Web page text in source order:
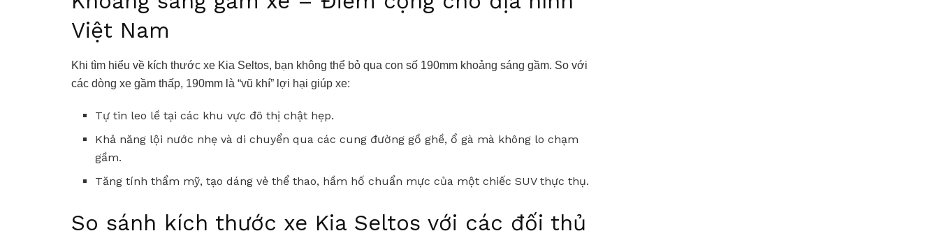
Việt Nam
Khi tìm hiểu về kích thước xe Kia Seltos, bạn không thể bỏ qua con số 190mm khoảng sáng gầm. So với
các dòng xe gầm thấp, 190mm là “vũ khí” lợi hại giúp xe:
Tự tin leo lề tại các khu vực đô thị chật hẹp.
Khả năng lội nước nhẹ và di chuyển qua các cung đường gồ ghề, ổ gà mà không lo chạm
gầm.
Tăng tính thẩm mỹ, tạo dáng vẻ thể thao, hầm hố chuẩn mực của một chiếc SUV thực thụ.
So sánh kích thước xe Kia Seltos với các đối thủ